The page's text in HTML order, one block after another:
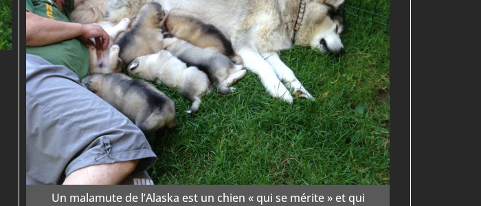
Un malamute de l’Alaska est un chien « qui se mérite » et qui